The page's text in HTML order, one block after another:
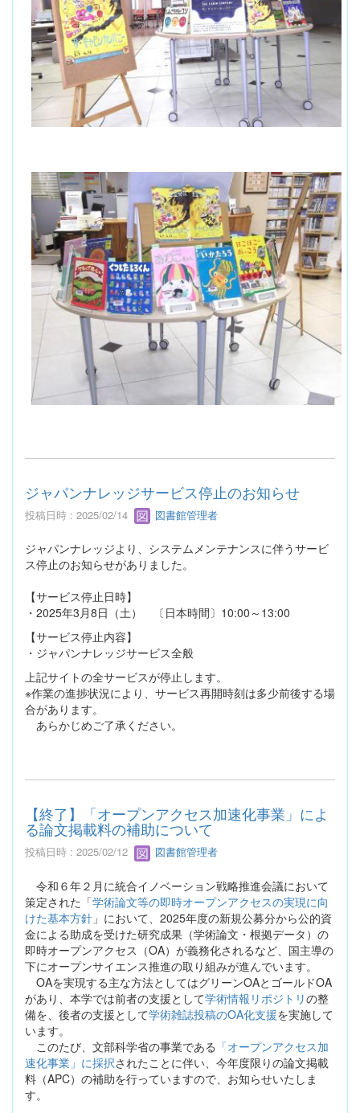
ジャパンナレッジサービス停止のお知らせ
投稿日時 : 2025/02/14 図書館管理者
ジャパンナレッジより、システムメンテナンスに伴うサービ
ス停止のお知らせがありました。
【サービス停止日時】
・2025年3月8日（土） 〔日本時間〕10:00～13:00
【サービス停止内容】
・ジャパンナレッジサービス全般
上記サイトの全サービスが停止します。
※作業の進捗状況により、サービス再開時刻は多少前後する場
合があります。
あらかじめご了承ください。
【終了】「オープンアクセス加速化事業」によ
る論文掲載料の補助について
投稿日時 : 2025/02/12 図書館管理者
令和６年２月に統合イノベーション戦略推進会議において
策定された「学術論文等の即時オープンアクセスの実現に向
けた基本方針 」において、2025年度の新規公募分から公的資
金による助成を受けた研究成果（学術論文・根拠データ）の
即時オープンアクセス（OA）が義務化されるなど、国主導の
下にオープンサイエンス推進の取り組みが進んでいます。
OAを実現する主な方法としてはグリーンOAとゴールドOA
があり、本学では前者の支援として学術情報リポジトリの整
備を、後者の支援として学術雑誌投稿のOA化支援を実施して
います。
このたび、文部科学省の事業である 「オープンアクセス加
速化事業」に採択されたことに伴い、今年度限りの論文掲載
料（APC）の補助を行っていますので、お知らせいたしま
す。